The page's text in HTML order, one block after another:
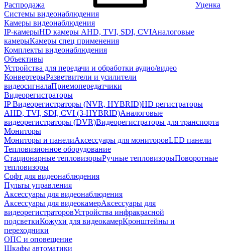
Распродажа
Уценка
Системы видеонаблюдения
Камеры видеонаблюдения
IP-камерыHD камеры AHD, TVI, SDI, CVIАналоговые
камерыКамеры спец применения
Комплекты видеонаблюдения
Объективы
Устройства для передачи и обработки аудио/видео
КонвертерыРазветвители и усилители
видеосигналаПриемопередатчики
Видеорегистраторы
IP Видеорегистраторы (NVR, HYBRID)HD регистраторы
AHD, TVI, SDI, CVI (3-HYBRID)Аналоговые
видеорегистраторы (DVR)Видеорегистраторы для транспорта
Мониторы
Мониторы и панелиАксессуары для мониторовLED панели
Тепловизионное оборудование
Стационарные тепловизорыРучные тепловизорыПоворотные
тепловизоры
Софт для видеонаблюдения
Пульты управления
Аксессуары для видеонаблюдения
Аксессуары для видеокамерАксессуары для
видеорегистраторовУстройства инфракрасной
подсветкиКожухи для видеокамерКронштейны и
переходники
ОПС и оповещение
Шкафы автоматики